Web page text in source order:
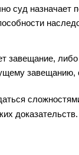
суд назначает
завещание,
завещанию,
доказательств.